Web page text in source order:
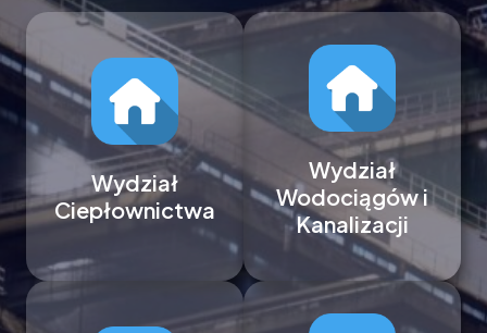
Wydział
Ciepłownictwa
Wydział
Wodociągów i
Kanalizacji